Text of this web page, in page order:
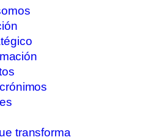
transforma